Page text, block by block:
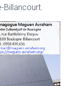
Billancourt.